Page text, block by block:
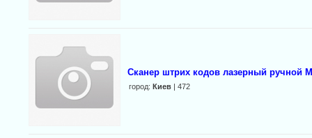
Cканер штрих кодов лазерный ручной
город: Киев| 472